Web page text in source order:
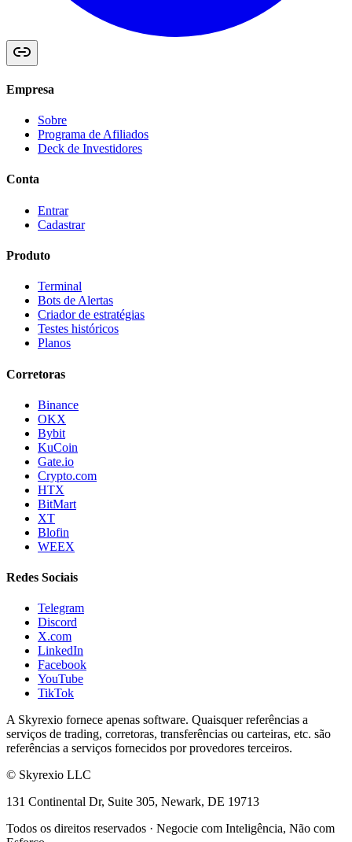
Empresa
Sobre
Programa de Afiliados
Deck de Investidores
Conta
Entrar
Cadastrar
Produto
Terminal
Bots de Alertas
Criador de estratégias
Testes históricos
Planos
Corretoras
Binance
OKX
Bybit
KuCoin
Gate.io
Crypto.com
HTX
BitMart
XT
Blofin
WEEX
Redes Sociais
Telegram
Discord
X.com
LinkedIn
Facebook
YouTube
TikTok
A Skyrexio fornece apenas software. Quaisquer referências a
serviços de trading, corretoras, transferências ou carteiras, etc. são
referências a serviços fornecidos por provedores terceiros.
© Skyrexio LLC
131 Continental Dr, Suite 305, Newark, DE 19713
Todos os direitos reservados · Negocie com Inteligência, Não com